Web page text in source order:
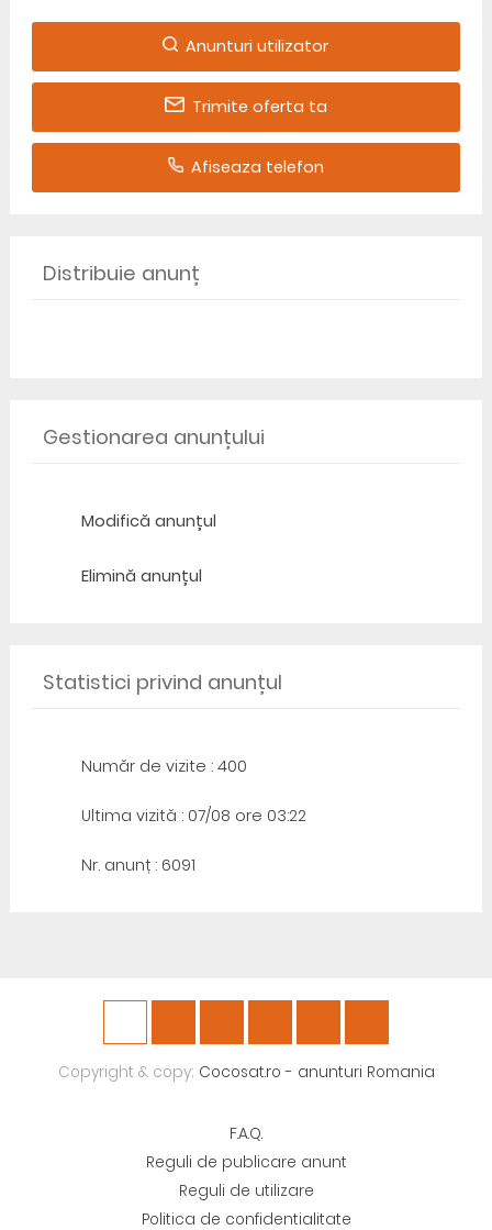
Anunturi utilizator
Trimite oferta ta
Afiseaza telefon
Distribuie anunț
Gestionarea anunțului
Modifică anunțul
Elimină anunțul
Statistici privind anunțul
Număr de vizite : 400
Ultima vizită : 07/08 ore 03:22
Nr. anunț : 6091
Copyright & copy; Cocosat.ro - anunturi Romania
F.A.Q.
Reguli de publicare anunt
Reguli de utilizare
Politica de confidentialitate